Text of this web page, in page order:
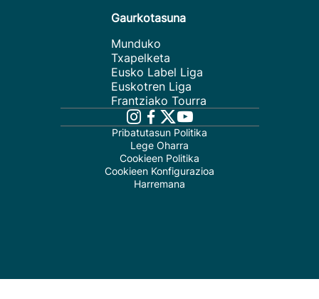
Gaurkotasuna
Munduko
Txapelketa
Eusko Label Liga
Euskotren Liga
Frantziako Tourra
Pribatutasun Politika
Lege Oharra
Cookieen Politika
Cookieen Konfigurazioa
Harremana